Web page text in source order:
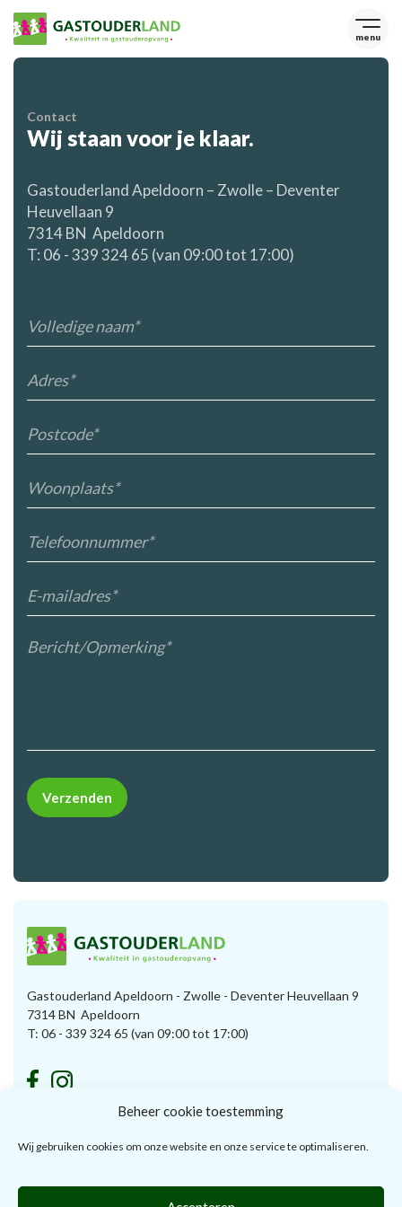
Beheer cookie toestemming
Wij gebruiken cookies om onze website en onze service te optimaliseren.
menu
Contact
Wij staan voor je klaar.
Gastouderland Apeldoorn – Zwolle – Deventer
Heuvellaan 9
7314 BN Apeldoorn
T: 06 - 339 324 65 (van 09:00 tot 17:00)
Gastouderland Apeldoorn - Zwolle - Deventer Heuvellaan 9
7314 BN Apeldoorn
T: 06 - 339 324 65 (van 09:00 tot 17:00)
Voor ouders Voor gastouders